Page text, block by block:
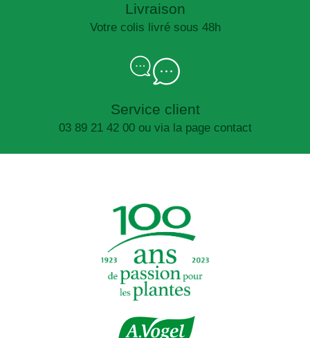
Livraison
Votre colis livré sous 48h
Service client
03 89 21 42 00 ou via la page contact